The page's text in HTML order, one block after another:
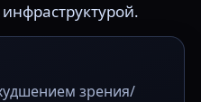
зрения/